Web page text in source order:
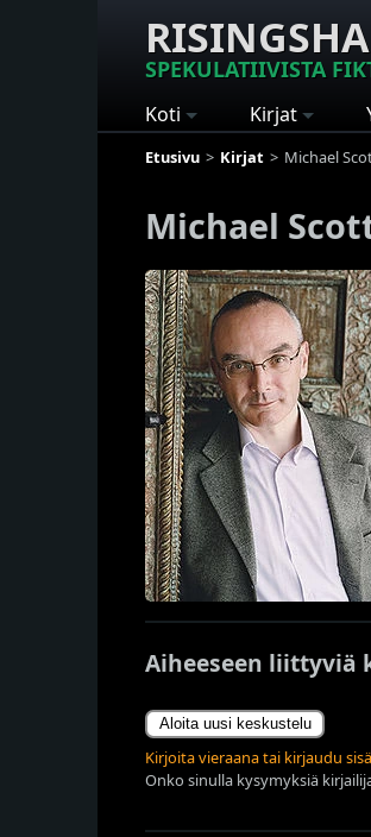
SPEKULATIIVISTA
Koti Kirjat
Etusivu Kirjat Michael
Michael
Aiheeseen liittyviä
Aloita uusi keskustelu
Kirjoita vieraana tai kirjaudu
Onko sinulla kysymyksiä